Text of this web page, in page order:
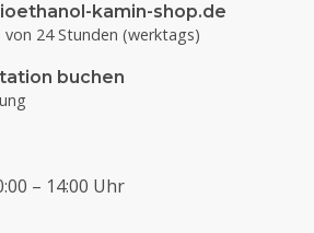
kamin-shop.de
24 Stunden (werktags)
buchen
– 14:00 Uhr